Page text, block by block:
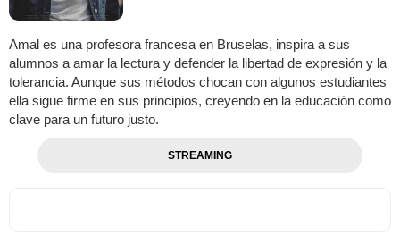
Amal es una profesora francesa en Bruselas, inspira a sus
alumnos a amar la lectura y defender la libertad de expresión y la
tolerancia. Aunque sus métodos chocan con algunos estudiantes
ella sigue firme en sus principios, creyendo en la educación como
clave para un futuro justo.
STREAMING